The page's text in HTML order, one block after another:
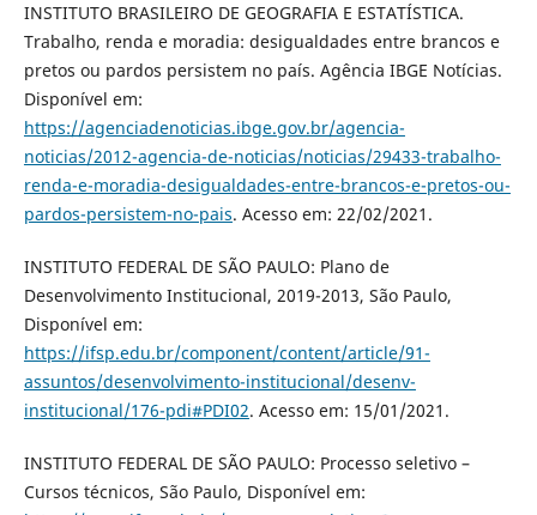
INSTITUTO BRASILEIRO DE GEOGRAFIA E ESTATÍSTICA.
Trabalho, renda e moradia: desigualdades entre brancos e
pretos ou pardos persistem no país. Agência IBGE Notícias.
Disponível em:
https://agenciadenoticias.ibge.gov.br/agencia-
noticias/2012-agencia-de-noticias/noticias/29433-trabalho-
renda-e-moradia-desigualdades-entre-brancos-e-pretos-ou-
pardos-persistem-no-pais. Acesso em: 22/02/2021.
INSTITUTO FEDERAL DE SÃO PAULO: Plano de
Desenvolvimento Institucional, 2019-2013, São Paulo,
Disponível em:
https://ifsp.edu.br/component/content/article/91-
assuntos/desenvolvimento-institucional/desenv-
institucional/176-pdi#PDI02. Acesso em: 15/01/2021.
INSTITUTO FEDERAL DE SÃO PAULO: Processo seletivo –
Cursos técnicos, São Paulo, Disponível em: